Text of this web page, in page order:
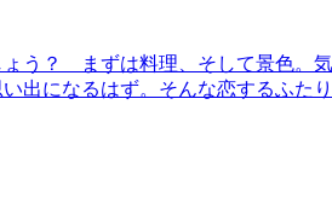
う？ まずは料理、そして景色。
出になるはず。そんな恋するふた